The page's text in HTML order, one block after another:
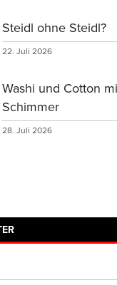
Steidl ohne Steidl?
22. Juli 2026
Washi und Cotton
Schimmer
28. Juli 2026